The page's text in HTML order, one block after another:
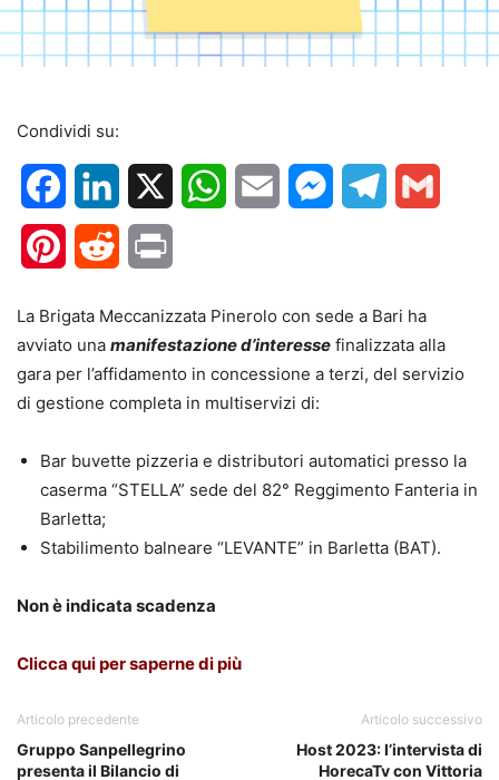
Condividi su:
FacebookLinkedIn WhatsApp
Email MessengerTelegram
PinterestReddit
La Brigata Meccanizzata Pinerolo con sede a Bari ha
avviato una manifestazione d’interesse finalizzata alla
gara per l’affidamento in concessione a terzi, del servizio
di gestione completa in multiservizi di:
Bar buvette pizzeria e distributori automatici presso la
caserma “STELLA” sede del 82° Reggimento Fanteria in
Barletta;
Stabilimento balneare “LEVANTE” in Barletta (BAT).
Non è indicata scadenza
Clicca qui per saperne di più
Articolo precedente
Gruppo Sanpellegrino
presenta il Bilancio di
Articolo successivo
Host 2023: l’intervista di
HorecaTv con Vittoria